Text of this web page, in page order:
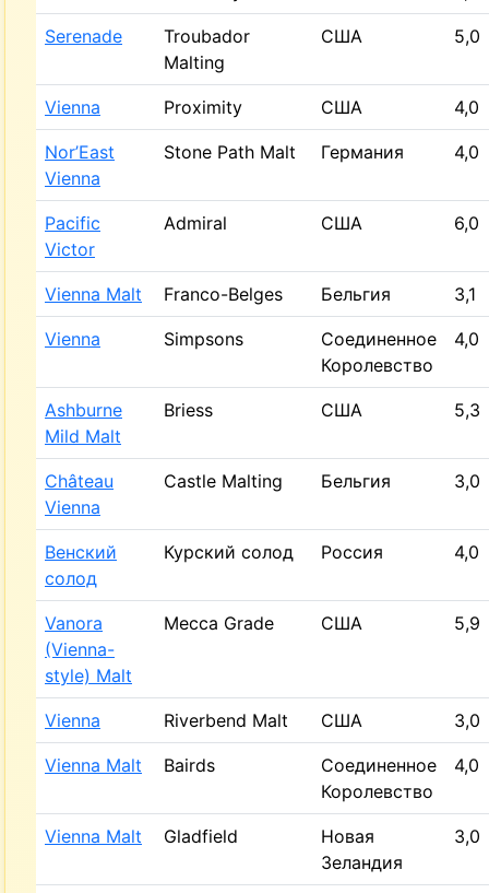
Serenade
Troubador
Malting
США 5,0
Vienna Proximity США 4,0
Nor’East
Vienna
Stone Path Malt Германия 4,0
Pacific
Victor
Admiral США 6,0
Vienna Malt Franco-Belges Бельгия 3,1
Vienna Simpsons
Соединенное
Королевство
4,0
Ashburne
Mild Malt
Briess США 5,3
Château
Vienna
Castle Malting Бельгия 3,0
Венский
солод
Курский солод Россия 4,0
Vanora
(Vienna-
style) Malt
Mecca Grade США 5,9
Vienna Riverbend Malt США 3,0
Vienna Malt Bairds
Соединенное
Королевство
4,0
Vienna Malt Gladfield
Новая
Зеландия
3,0